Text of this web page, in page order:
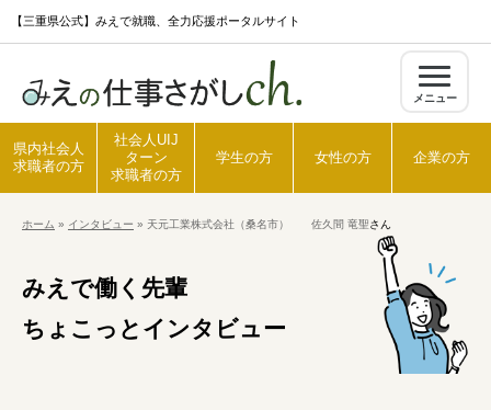
k
c
【三重県公式】みえで就職、全力応援ポータルサイト
メニュー
県内社会人求職者の方
県内社会人
求職者の方
社会人UIJ
ターン
求職者の方
学生の方 女性の方 企業の方
ホーム » インタビュー » 天元工業株式会社（桑名市） 佐久間 竜聖さん
みえで働く先輩
ちょこっとインタビュー